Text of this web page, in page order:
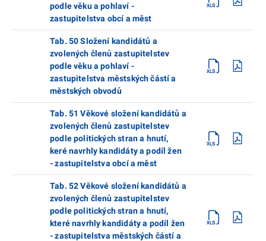
podle věku a pohlaví -
zastupitelstva obcí a měst
Tab. 50 Složení kandidátů a
zvolených členů zastupitelstev
podle věku a pohlaví -
zastupitelstva městských částí a
městských obvodů
Tab. 51 Věkové složení kandidátů a
zvolených členů zastupitelstev
podle politických stran a hnutí,
keré navrhly kandidáty a podíl žen
- zastupitelstva obcí a měst
Tab. 52 Věkové složení kandidátů a
zvolených členů zastupitelstev
podle politických stran a hnutí,
které navrhly kandidáty a podíl žen
- zastupitelstva městských částí a